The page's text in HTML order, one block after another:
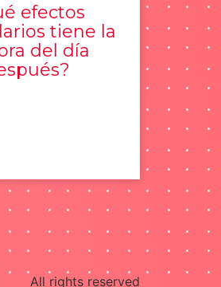
efectos
tiene la
del día
All rights reserved